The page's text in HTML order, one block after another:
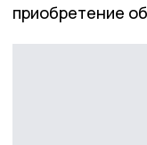
приобретение